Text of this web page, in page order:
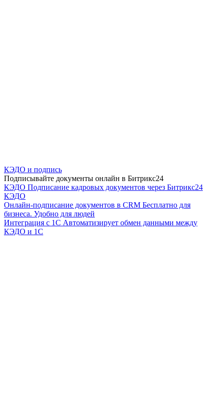
КЭДО и подпись
Подписывайте документы онлайн в Битрикс24
КЭДО Подписание кадровых документов через Битрикс24
КЭДО
Онлайн-подписание документов в CRM Бесплатно для
бизнеса. Удобно для людей
Интеграция с 1С Автоматизирует обмен данными между
КЭДО и 1С